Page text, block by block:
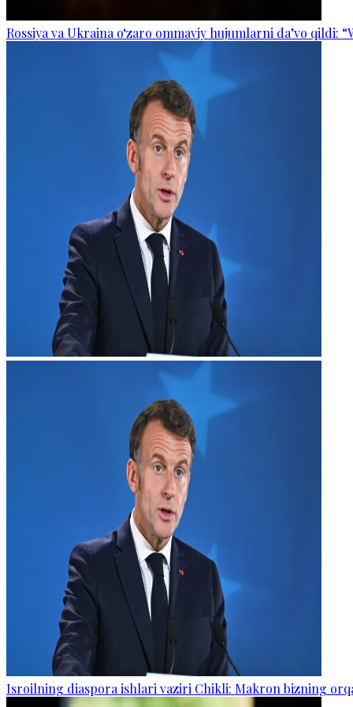
Rossiya va Ukraina o‘zaro ommaviy hujumlarni da’vo qildi:
Isroilning diaspora ishlari vaziri Chikli: Makron bizning